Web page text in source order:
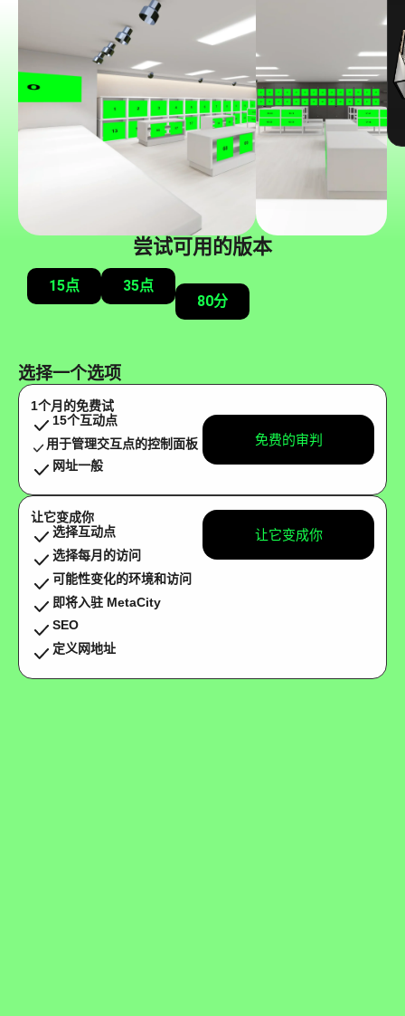
尝试可用的版本
15点
35点
80分
选择一个选项
1个月的免费试
15个互动点
用于管理交互点的控制面板
网址一般
免费的审判
让它变成你
选择互动点
选择每月的访问
可能性变化的环境和访问
即将入驻 MetaCity
SEO
定义网地址
让它变成你